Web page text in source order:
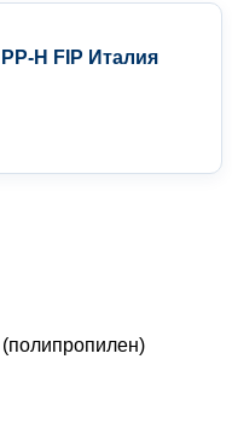
H FIP Италия